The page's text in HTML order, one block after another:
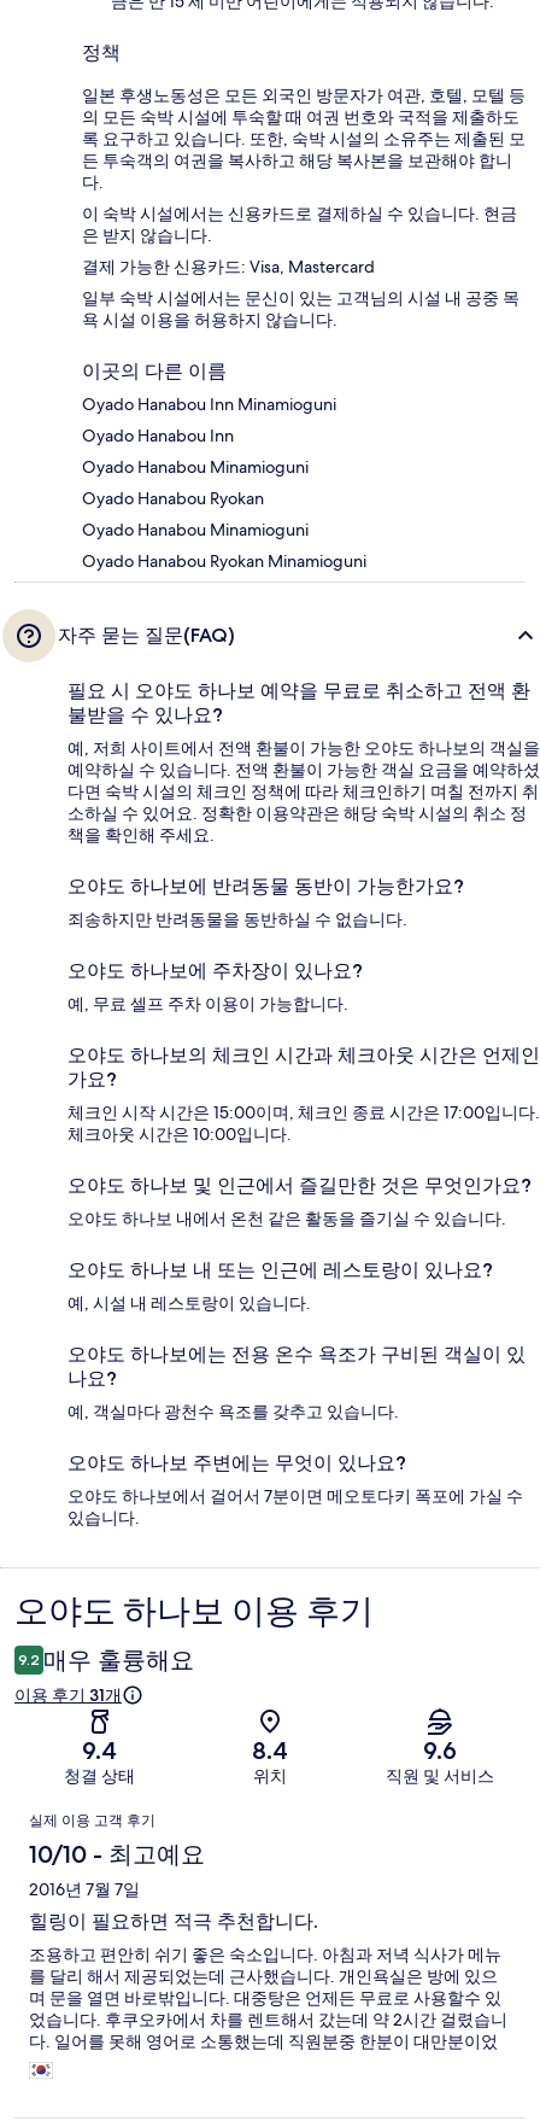
정책
일본 후생노동성은 모든 외국인 방문자가 여관, 호텔, 모텔 등
의 모든 숙박 시설에 투숙할 때 여권 번호와 국적을 제출하도
록 요구하고 있습니다. 또한, 숙박 시설의 소유주는 제출된 모
든 투숙객의 여권을 복사하고 해당 복사본을 보관해야 합니
다.
이 숙박 시설에서는 신용카드로 결제하실 수 있습니다. 현금
은 받지 않습니다.
결제 가능한 신용카드: Visa, Mastercard
일부 숙박 시설에서는 문신이 있는 고객님의 시설 내 공중 목
욕 시설 이용을 허용하지 않습니다.
이곳의 다른 이름
Oyado Hanabou Inn Minamioguni
Oyado Hanabou Inn
Oyado Hanabou Minamioguni
Oyado Hanabou Ryokan
Oyado Hanabou Minamioguni
Oyado Hanabou Ryokan Minamioguni
자주 묻는 질문(FAQ)
필요 시 오야도 하나보 예약을 무료로 취소하고 전액 환
불받을 수 있나요?
예, 저희 사이트에서 전액 환불이 가능한 오야도 하나보의 객실을
예약하실 수 있습니다. 전액 환불이 가능한 객실 요금을 예약하셨
다면 숙박 시설의 체크인 정책에 따라 체크인하기 며칠 전까지 취
소하실 수 있어요. 정확한 이용약관은 해당 숙박 시설의 취소 정
책을 확인해 주세요.
오야도 하나보에 반려동물 동반이 가능한가요?
죄송하지만 반려동물을 동반하실 수 없습니다.
오야도 하나보에 주차장이 있나요?
예, 무료 셀프 주차 이용이 가능합니다.
오야도 하나보의 체크인 시간과 체크아웃 시간은 언제인
가요?
체크인 시작 시간은 15:00이며, 체크인 종료 시간은 17:00입니다.
체크아웃 시간은 10:00입니다.
오야도 하나보 및 인근에서 즐길만한 것은 무엇인가요?
오야도 하나보 내에서 온천 같은 활동을 즐기실 수 있습니다.
오야도 하나보 내 또는 인근에 레스토랑이 있나요?
예, 시설 내 레스토랑이 있습니다.
오야도 하나보에는 전용 온수 욕조가 구비된 객실이 있
나요?
예, 객실마다 광천수 욕조를 갖추고 있습니다.
오야도 하나보 주변에는 무엇이 있나요?
오야도 하나보에서 걸어서 7분이면 메오토다키 폭포에 가실 수
있습니다.
이
용
후
오야도 하나보 이용 후기
9.2 매우 훌륭해요
이용 후기 31개
9.4
청결 상태
8.4
위치
9.6
직원 및 서비스
이
용
후
기
실제 이용 고객 후기
10/10 - 최고예요
2016년 7월 7일
힐링이 필요하면 적극 추천합니다.
조용하고 편안히 쉬기 좋은 숙소입니다. 아침과 저녁 식사가 메뉴
를 달리 해서 제공되었는데 근사했습니다. 개인욕실은 방에 있으
며 문을 열면 바로밖입니다. 대중탕은 언제든 무료로 사용할수 있
었습니다. 후쿠오카에서 차를 렌트해서 갔는데 약 2시간 걸렸습니
다. 일어를 못해 영어로 소통했는데 직원분중 한분이 대만분이었
는데 무난하게 영어를 하시는분이라 매우 편안했습니다. 힐링을
원하시면 쿠로가와 보다 이곳을 추천합니다.